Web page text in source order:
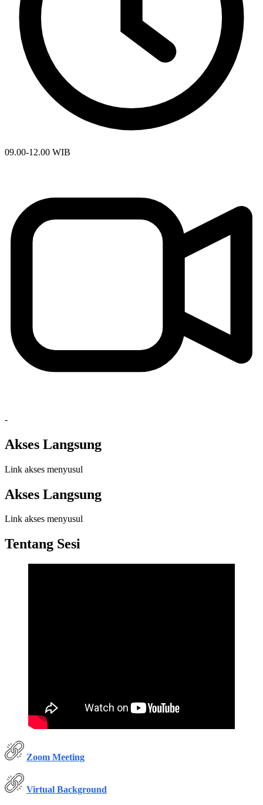
09.00-12.00 WIB
-
Akses Langsung
Link akses menyusul
Akses Langsung
Link akses menyusul
Tentang Sesi
Zoom Meeting
Virtual Background